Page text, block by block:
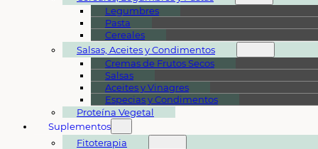
Legumbres
Pasta
Cereales
Salsas, Aceites y Condimentos
Cremas de Frutos Secos
Salsas
Aceites y Vinagres
Especias y Condimentos
Proteína Vegetal
Suplementos
Fitoterapia